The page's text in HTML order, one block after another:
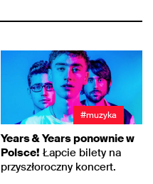
#muzyka
Years & Years ponownie w
Polsce! Łapcie bilety na
przyszłoroczny koncert.